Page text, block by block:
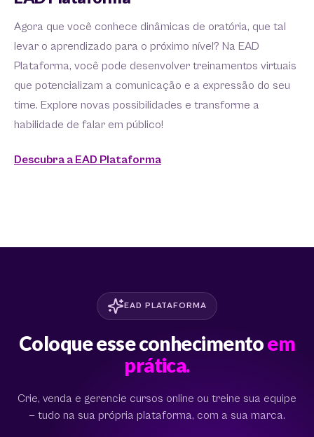
Agora que você conhece dinâmicas de oratória, que tal
levar o aprendizado para o próximo nível? Na EAD
Plataforma, você pode desenvolver treinamentos virtuais
que potencializam a comunicação e a expressão do seu
time. Explore novas possibilidades e transforme a
habilidade de falar em público!
Descubra a EAD Plataforma
EAD PLATAFORMA
Coloque esse conhecimentoem
prática.
Crie, venda e gerencie cursos online ou treine sua equipe
— tudo na sua própria plataforma, com a sua marca.